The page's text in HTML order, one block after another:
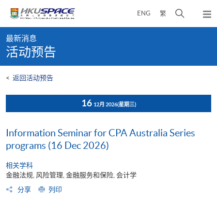
content
ENG 繁
开
弹
出
content
start
最新消息
活动预告
< 返回活动预告
16 12月 2026(星期三)
Information Seminar for CPA Australia Series
programs (16 Dec 2026)
相关学科
金融法规, 风险管理, 金融服务和保险, 会计学
分享
列印